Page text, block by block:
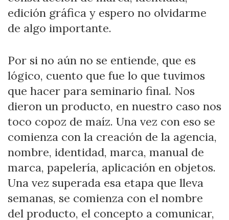
edición gráfica y espero no olvidarme
de algo importante.
Por si no aún no se entiende, que es
lógico, cuento que fue lo que tuvimos
que hacer para seminario final. Nos
dieron un producto, en nuestro caso nos
toco copoz de maíz. Una vez con eso se
comienza con la creación de la agencia,
nombre, identidad, marca, manual de
marca, papelería, aplicación en objetos.
Una vez superada esa etapa que lleva
semanas, se comienza con el nombre
del producto, el concepto a comunicar,